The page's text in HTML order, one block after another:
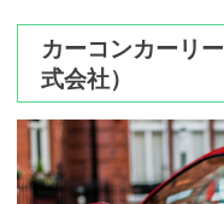
カーコンカーリ
式会社）